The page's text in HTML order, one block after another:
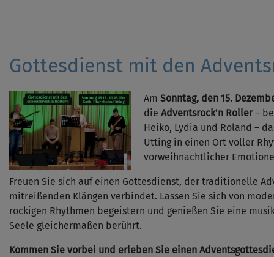
Gottesdienst mit den
Am Sonntag, den 15.
die Adventsrock'n Roller–
Heiko, Lydia und Roland –
Utting in einen Ort voller
vorweihnachtlicher
Freuen Sie sich auf einen Gottesdienst, der traditionelle
mitreißenden Klängen verbindet. Lassen Sie sich von
rockigen Rhythmen begeistern und genießen Sie eine
Seele gleichermaßen berührt.
Kommen Sie vorbei und erleben Sie einen